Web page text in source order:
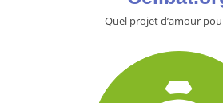
Quel projet d’amour